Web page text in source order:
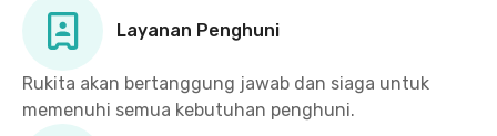
Layanan Penghuni
Rukita akan bertanggung jawab dan siaga untuk
memenuhi semua kebutuhan penghuni.